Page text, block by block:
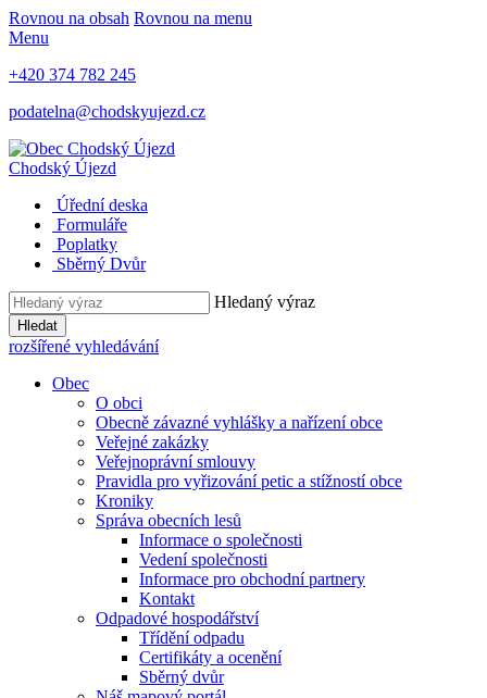
Rovnou na obsah Rovnou na menu
Menu
+420 374 782 245
podatelna@chodskyujezd.cz
Chodský Újezd
Úřední deska
Formuláře
Poplatky
Sběrný Dvůr
Hledaný výraz
Hledat
rozšířené vyhledávání
Obec
O obci
Obecně závazné vyhlášky a nařízení obce
Veřejné zakázky
Veřejnoprávní smlouvy
Pravidla pro vyřizování petic a stížností obce
Kroniky
Správa obecních lesů
Informace o společnosti
Vedení společnosti
Informace pro obchodní partnery
Kontakt
Odpadové hospodářství
Třídění odpadu
Certifikáty a ocenění
Sběrný dvůr